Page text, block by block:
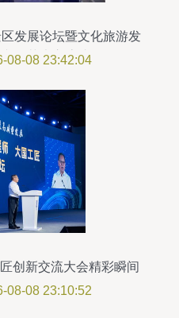
发展论坛暨文化旅游发
化艺术交流成果
08-08 23:42:04
创新交流大会精彩瞬间
08-08 23:10:52